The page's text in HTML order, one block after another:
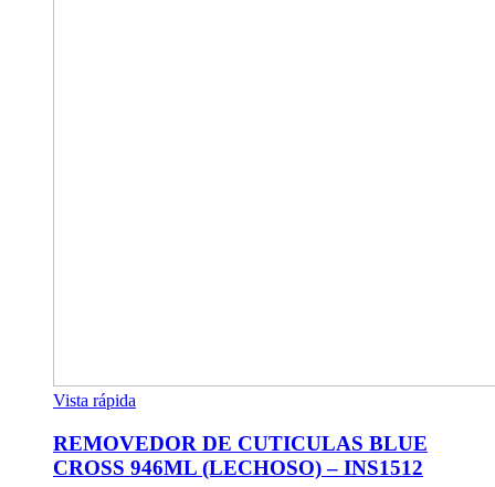
Vista rápida
REMOVEDOR DE CUTICULAS BLUE
CROSS 946ML (LECHOSO) – INS1512